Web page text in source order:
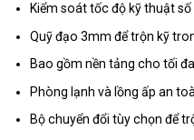
Kiểm soát tốc độ kỹ thuật
Quỹ đạo 3mm để trộn kỹ
Bao gồm nền tảng cho tối
Phòng lạnh và lồng ấp an
Bộ chuyển đổi tùy chọn để